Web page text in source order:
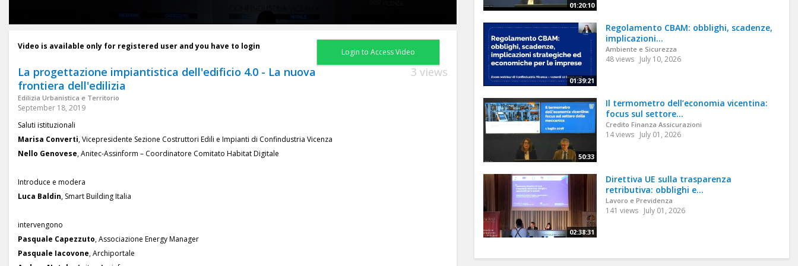
Video is available only for registered user and you have to login
Login to Access Video
La progettazione impiantistica dell'edificio 4.0 - La nuova
frontiera dell'edilizia
Edilizia Urbanistica e Territorio
3 views
September 18, 2019
Saluti istituzionali
Marisa Converti, Vicepresidente Sezione Costruttori Edili e Impianti di Confindustria Vicenza
Nello Genovese, Anitec-Assinform – Coordinatore Comitato Habitat Digitale
Introduce e modera
Luca Baldin, Smart Building Italia
intervengono
Pasquale Capezzuto, Associazione Energy Manager
Pasquale Iacovone, Archiportale
01:20:10
01:39:21
Regolamento CBAM: obblighi, scadenze,
implicazioni...
Ambiente e Sicurezza
48 views July 10, 2026
50:33
Il termometro dell’economia vicentina:
focus sul settore...
Credito Finanza Assicurazioni
14 views July 01, 2026
02:38:31
Direttiva UE sulla trasparenza
retributiva: obblighi e...
Lavoro e Previdenza
141 views July 01, 2026